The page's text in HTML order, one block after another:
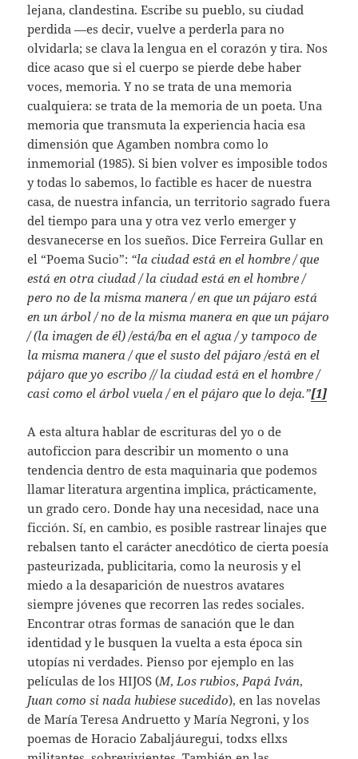
lejana, clandestina. Escribe su pueblo, su ciudad
perdida —es decir, vuelve a perderla para no
olvidarla; se clava la lengua en el corazón y tira. Nos
dice acaso que si el cuerpo se pierde debe haber
voces, memoria. Y no se trata de una memoria
cualquiera: se trata de la memoria de un poeta. Una
memoria que transmuta la experiencia hacia esa
dimensión que Agamben nombra como lo
inmemorial (1985). Si bien volver es imposible todos
y todas lo sabemos, lo factible es hacer de nuestra
casa, de nuestra infancia, un territorio sagrado fuera
del tiempo para una y otra vez verlo emerger y
desvanecerse en los sueños. Dice Ferreira Gullar en
el “Poema Sucio”: “la ciudad está en el hombre / que
está en otra ciudad / la ciudad está en el hombre /
pero no de la misma manera / en que un pájaro está
en un árbol / no de la misma manera en que un pájaro
/ (la imagen de él) /está/ba en el agua / y tampoco de
la misma manera / que el susto del pájaro /está en el
pájaro que yo escribo // la ciudad está en el hombre /
casi como el árbol vuela / en el pájaro que lo deja.”[1]
A esta altura hablar de escrituras del yo o de
autoficcion para describir un momento o una
tendencia dentro de esta maquinaria que podemos
llamar literatura argentina implica, prácticamente,
un grado cero. Donde hay una necesidad, nace una
ficción. Sí, en cambio, es posible rastrear linajes que
rebalsen tanto el carácter anecdótico de cierta poesía
pasteurizada, publicitaria, como la neurosis y el
miedo a la desaparición de nuestros avatares
siempre jóvenes que recorren las redes sociales.
Encontrar otras formas de sanación que le dan
identidad y le busquen la vuelta a esta época sin
utopías ni verdades. Pienso por ejemplo en las
películas de los HIJOS (M,Los rubios,Papá Iván,
Juan como si nada hubiese sucedido), en las novelas
de María Teresa Andruetto y María Negroni, y los
poemas de Horacio Zabaljáuregui, todxs ellxs